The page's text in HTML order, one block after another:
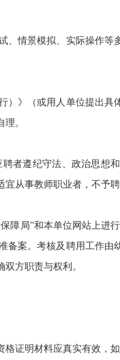
情景模拟、实际操作等
》（或用人单位提出具
。
遵纪守法、政治思想
从事教师职业者，不予聘
局”和本单位网站上进
案。考核及聘用工作
方职责与权利。
明材料应真实有效，如